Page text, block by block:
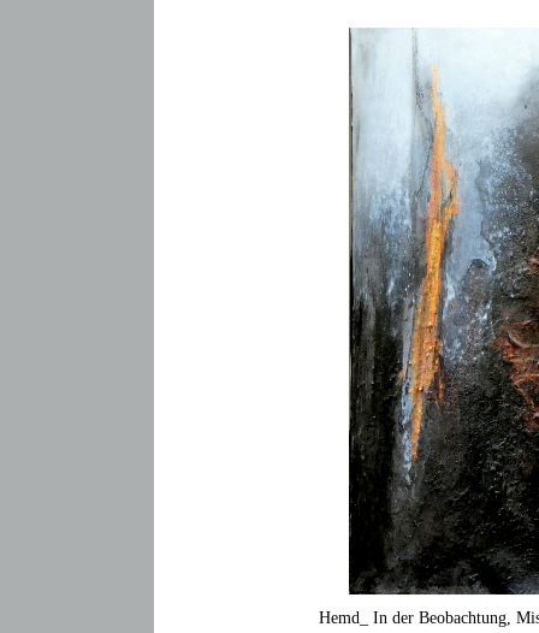
Hemd_ In der Beobachtung,